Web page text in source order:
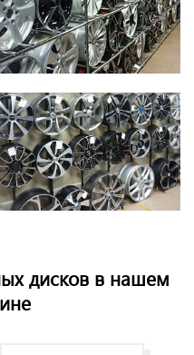
дисков в нашем